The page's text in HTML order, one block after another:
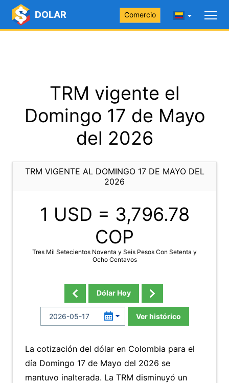
DOLAR Comercio
TRM vigente el
Domingo 17 de Mayo
del 2026
TRM VIGENTE AL DOMINGO 17 DE MAYO DEL
2026
1 USD = 3,796.78
COP
Tres Mil Setecientos Noventa y Seis Pesos Con Setenta y
Ocho Centavos
Dólar Hoy
Ver histórico
La cotización del dólar en Colombia para el
día Domingo 17 de Mayo del 2026 se
mantuvo inalterada. La TRM disminuyó un